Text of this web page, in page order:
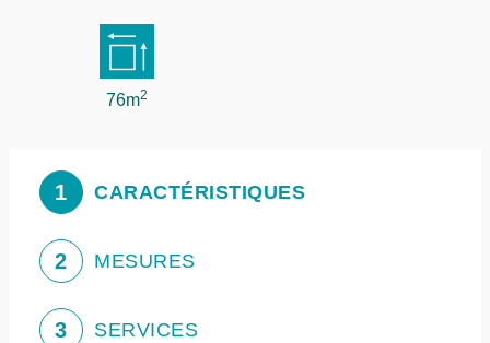
76m2
1 CARACTÉRISTIQUES
2 MESURES
3 SERVICES